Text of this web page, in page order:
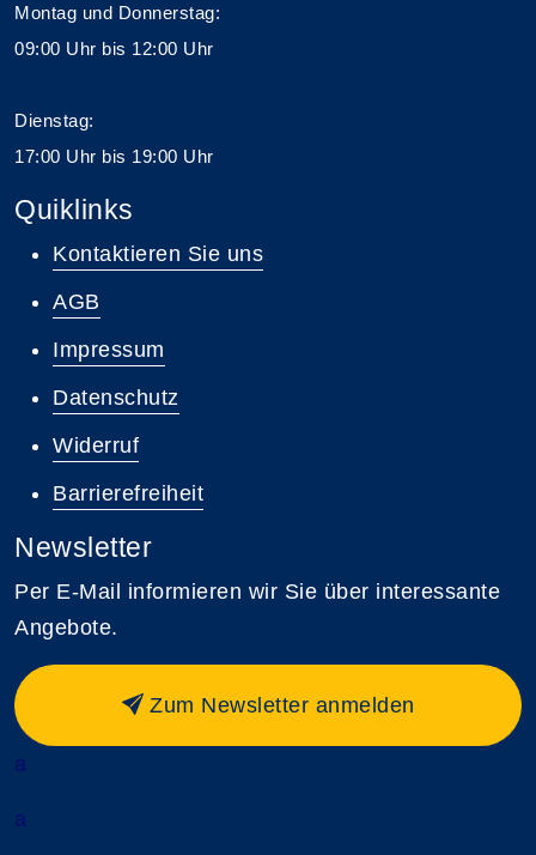
Montag und Donnerstag:
09:00 Uhr bis 12:00 Uhr
Dienstag:
17:00 Uhr bis 19:00 Uhr
Quiklinks
Kontaktieren Sie uns
AGB
Impressum
Datenschutz
Widerruf
Barrierefreiheit
Newsletter
Per E-Mail informieren wir Sie über interessante
Angebote.
Zum Newsletter anmelden
a
a